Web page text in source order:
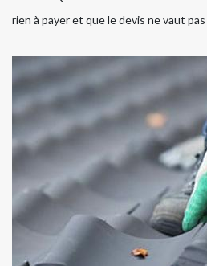
rien à payer et que le devis ne vaut